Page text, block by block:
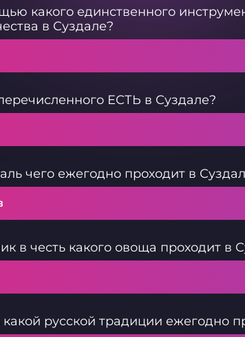
какого единственного
в Суздале?
ЕСТЬ в Суздале?
чего ежегодно проходит в
в честь какого овоща проходит в
какой русской традиции ежегодно